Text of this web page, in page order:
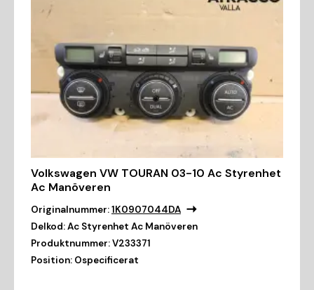
Volkswagen VW TOURAN 03-10 Ac Styrenhet
Ac Manöveren
Originalnummer:1K0907044DA
Delkod:Ac Styrenhet Ac Manöveren
Produktnummer:V233371
Position: Ospecificerat